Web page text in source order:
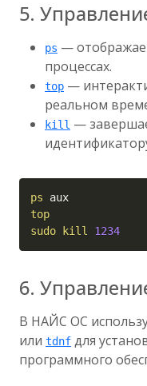
5.
ps —
процессах.
top —
реальном
kill —
ps
top
sudo
kill 1234
6.
В НАЙС ОС
или tdnf для
программного